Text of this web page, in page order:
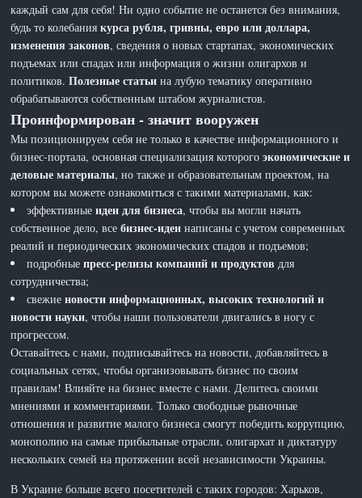
каждый сам для себя! Ни одно событие не останется без внимания,
будь то колебаниякурса рубля, гривны, евро или доллара,
изменения законов, сведения о новых стартапах, экономических
подъемах или спадах или информация о жизни олигархов и
политиков.Полезные статьи на лубую тематику оперативно
обрабатываются собственным штабом журналистов.
Проинформирован - значит вооружен
Мы позиционируем себя не только в качестве информационного и
бизнес-портала, основная специализация которогоэкономические и
деловые материалы, но также и образовательным проектом, на
котором вы можете ознакомиться с такими материалами, как:
эффективныеидеи для бизнеса, чтобы вы могли начать
собственное дело, всебизнес-идеи написаны с учетом современных
реалий и периодических экономических спадов и подъемов;
подробныепресс-релизы компаний и продуктов для
сотрудничества;
свежиеновости информационных, высоких технологий и
новости науки, чтобы наши пользователи двигались в ногу с
прогрессом.
Оставайтесь с нами, подписывайтесь на новости, добавляйтесь в
социальных сетях, чтобы организовывать бизнес по своим
правилам! Влияйте на бизнес вместе с нами. Делитесь своими
мнениями и комментариями. Только свободные рыночные
отношения и развитие малого бизнеса смогут победить коррупцию,
монополию на самые прибыльные отрасли, олигархат и диктатуру
нескольких семей на протяжении всей независимости Украины.
В Украине больше всего посетителей с таких городов: Харьков,